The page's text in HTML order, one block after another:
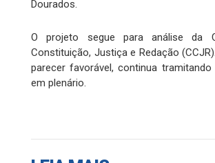
Dourados.
O projeto segue para análise da
Constituição, Justiça e Redação
parecer favorável, continua
em plenário.